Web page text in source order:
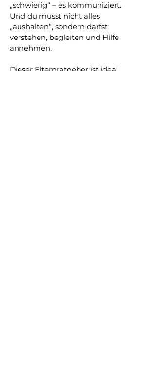
„schwierig“ – es kommuniziert.
Und du musst nicht alles
„aushalten“, sondern darfst
verstehen, begleiten und Hilfe
annehmen.
Dieser Elternratgeber ist ideal